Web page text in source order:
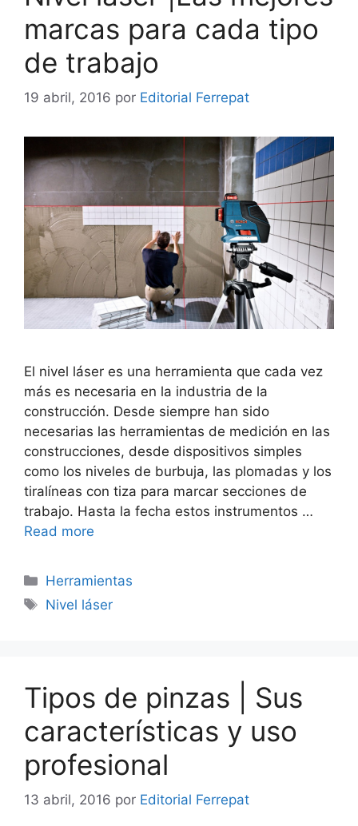
marcas para cada tipo
de trabajo
19 abril, 2016 por Editorial Ferrepat
El nivel láser es una herramienta que cada vez
más es necesaria en la industria de la
construcción. Desde siempre han sido
necesarias las herramientas de medición en las
construcciones, desde dispositivos simples
como los niveles de burbuja, las plomadas y los
tiralíneas con tiza para marcar secciones de
trabajo. Hasta la fecha estos instrumentos …
Read more
Categorías
Herramientas
Etiquetas
Nivel láser
Tipos de pinzas | Sus
características y uso
profesional
13 abril, 2016 por Editorial Ferrepat